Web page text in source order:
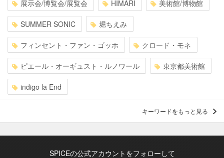
展示会/博覧会/展覧会 HIMARI 美術館/博物館
SUMMER SONIC 堀ちえみ
フィンセント・ファン・ゴッホ クロード・モネ
ピエール・オーギュスト・ルノワール 東京都美術館
indigo la End
キーワードをもっと見る
SPICEの公式アカウントをフォローして